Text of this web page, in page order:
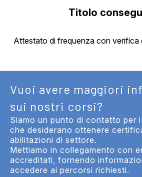
Titolo
Attestato di frequenza con verifica
Vuoi avere maggiori
sui nostri corsi?
Siamo un punto di contatto per
che desiderano ottenere
abilitazioni di settore.
Mettiamo in collegamento con
accreditati, fornendo
accedere ai percorsi richiesti.